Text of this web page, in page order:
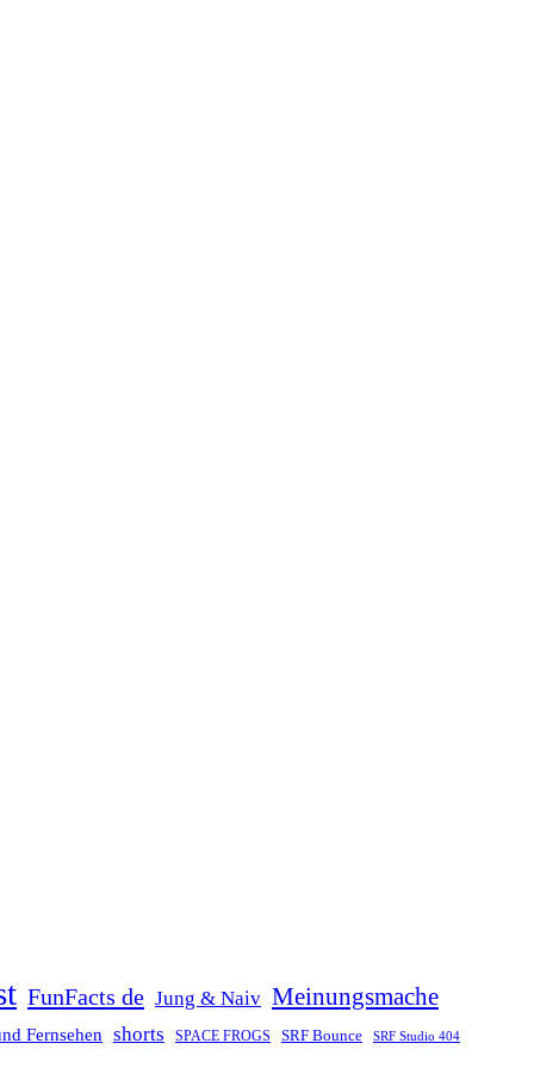
FunFacts de Jung & Naiv Meinungsmache
Fernsehen shorts SPACE FROGS SRF Bounce SRF Studio 404